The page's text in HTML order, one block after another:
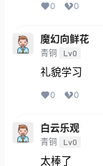
0 0
魔幻向鲜花
青铜 Lv0
礼貌学习
0 0
白云乐观
青铜 Lv0
太棒了